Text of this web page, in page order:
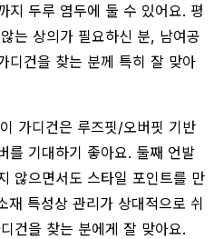
지 두루 염두에 둘 수 있어요. 평
는 상의가 필요하신 분, 남여공
디건을 찾는 분께 특히 잘 맞아
가디건은 루즈핏/오버핏 기반
를 기대하기 좋아요. 둘째 언발
않으면서도 스타일 포인트를 만
재 특성상 관리가 상대적으로 쉬
건을 찾는 분에게 잘 맞아요.